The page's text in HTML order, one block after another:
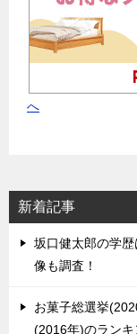
へ
新着記事
坂口健太郎の学
像も調査！
お菓子総選挙
(2016年)のランキ